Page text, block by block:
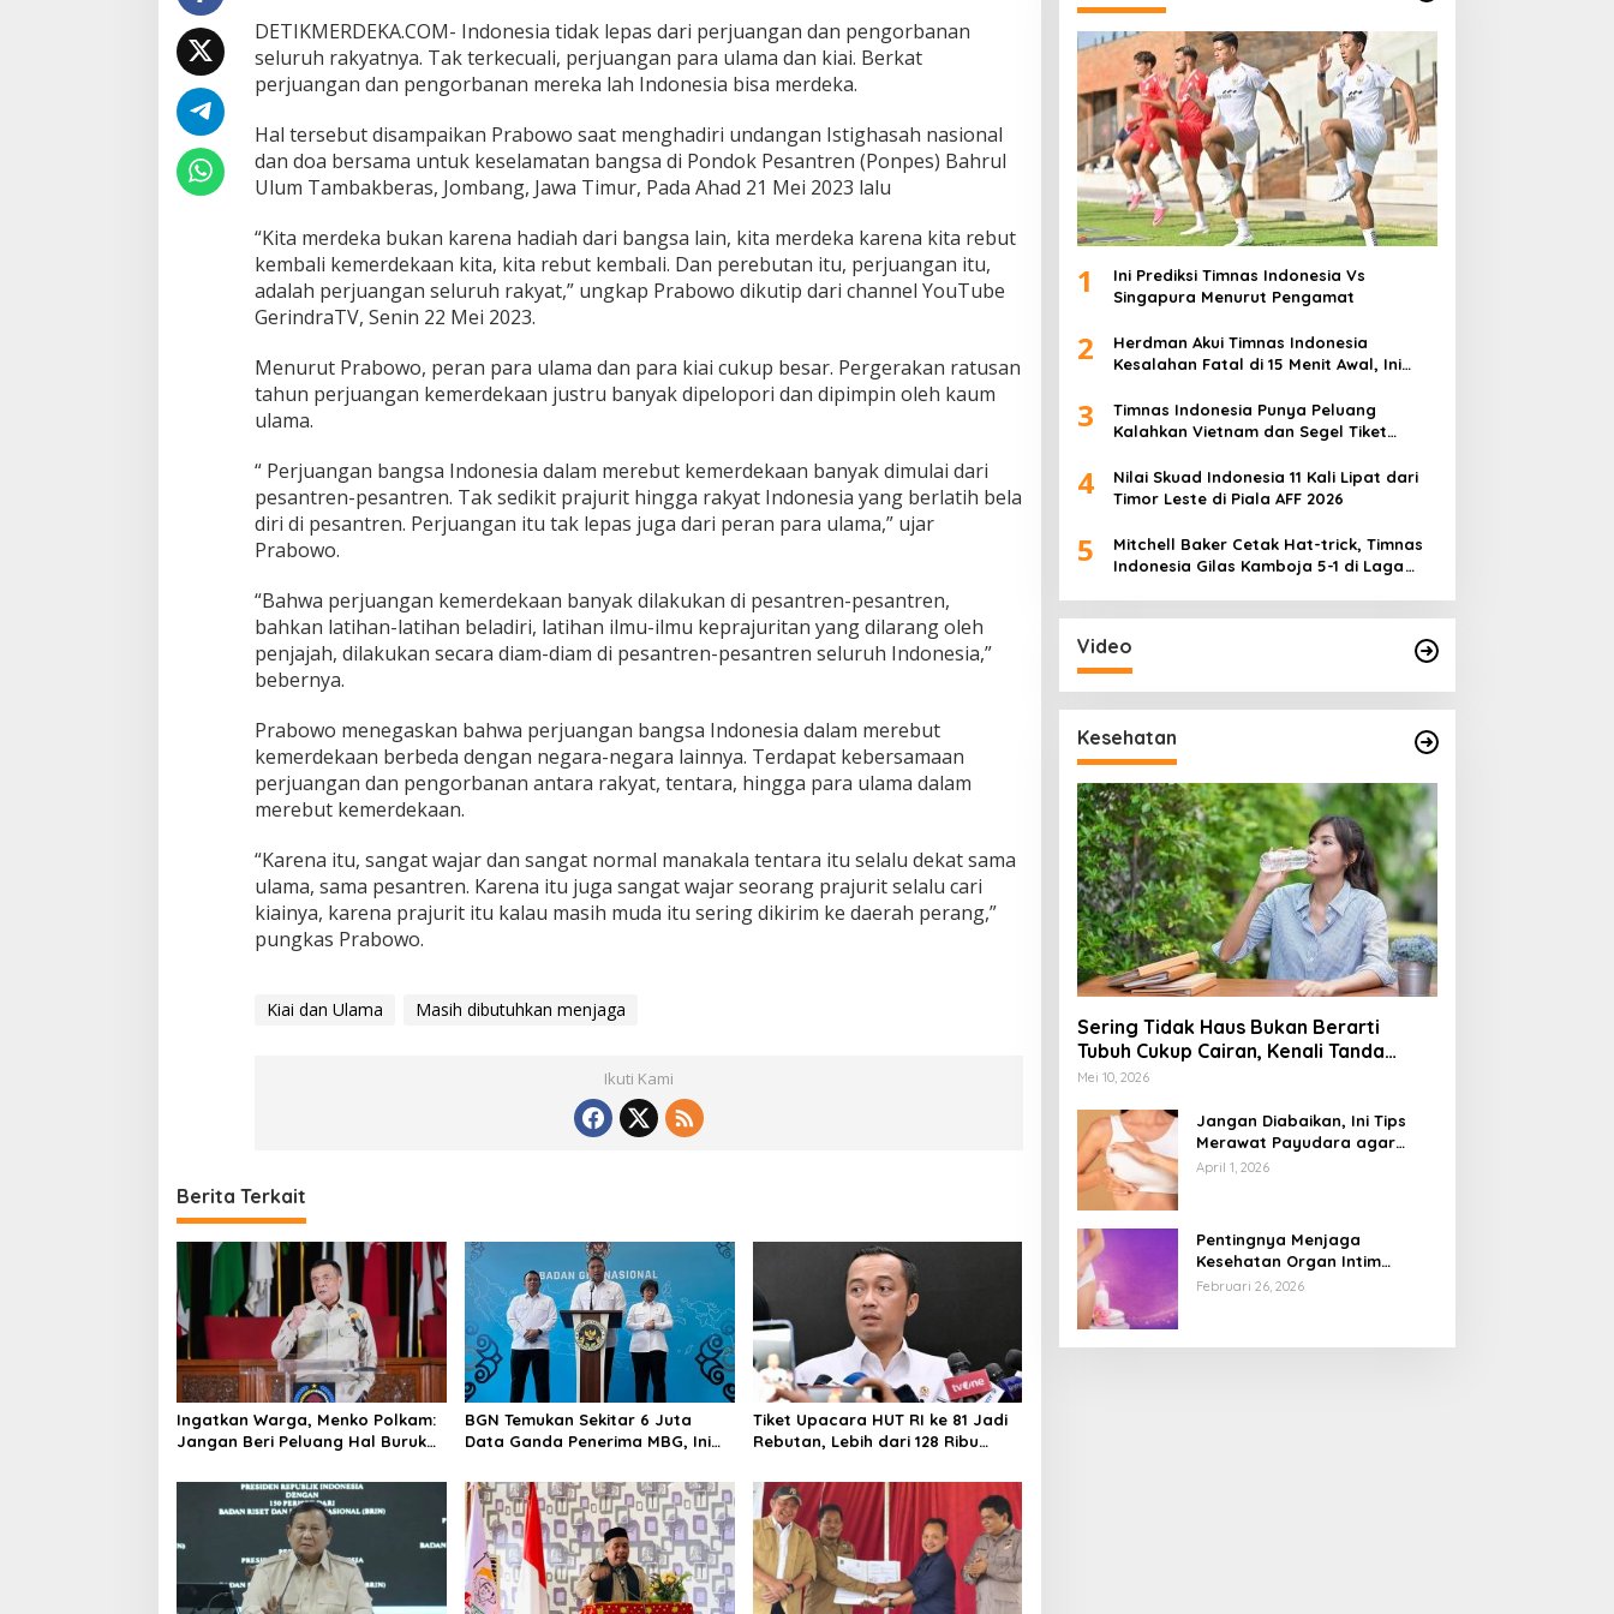
a
d
a
n
e
a
r
DETIKMERDEKA.COM- Indonesia tidak lepas dari perjuangan dan pengorbanan
seluruh rakyatnya. Tak terkecuali, perjuangan para ulama dan kiai. Berkat
perjuangan dan pengorbanan mereka lah Indonesia bisa merdeka.
Hal tersebut disampaikan Prabowo saat menghadiri undangan Istighasah nasional
dan doa bersama untuk keselamatan bangsa di Pondok Pesantren (Ponpes) Bahrul
Ulum Tambakberas, Jombang, Jawa Timur, Pada Ahad 21 Mei 2023 lalu
“Kita merdeka bukan karena hadiah dari bangsa lain, kita merdeka karena kita rebut
kembali kemerdekaan kita, kita rebut kembali. Dan perebutan itu, perjuangan itu,
adalah perjuangan seluruh rakyat,” ungkap Prabowo dikutip dari channel YouTube
GerindraTV, Senin 22 Mei 2023.
Menurut Prabowo, peran para ulama dan para kiai cukup besar. Pergerakan ratusan
tahun perjuangan kemerdekaan justru banyak dipelopori dan dipimpin oleh kaum
ulama.
“ Perjuangan bangsa Indonesia dalam merebut kemerdekaan banyak dimulai dari
pesantren-pesantren. Tak sedikit prajurit hingga rakyat Indonesia yang berlatih bela
diri di pesantren. Perjuangan itu tak lepas juga dari peran para ulama,” ujar
Prabowo.
“Bahwa perjuangan kemerdekaan banyak dilakukan di pesantren-pesantren,
bahkan latihan-latihan beladiri, latihan ilmu-ilmu keprajuritan yang dilarang oleh
penjajah, dilakukan secara diam-diam di pesantren-pesantren seluruh Indonesia,”
bebernya.
Prabowo menegaskan bahwa perjuangan bangsa Indonesia dalam merebut
kemerdekaan berbeda dengan negara-negara lainnya. Terdapat kebersamaan
perjuangan dan pengorbanan antara rakyat, tentara, hingga para ulama dalam
merebut kemerdekaan.
“Karena itu, sangat wajar dan sangat normal manakala tentara itu selalu dekat sama
ulama, sama pesantren. Karena itu juga sangat wajar seorang prajurit selalu cari
kiainya, karena prajurit itu kalau masih muda itu sering dikirim ke daerah perang,”
pungkas Prabowo.
Kiai dan Ulama Masih dibutuhkan menjaga
Ikuti Kami
Berita Terkait
Ingatkan Warga, Menko Polkam:
Jangan Beri Peluang Hal Buruk
BGN Temukan Sekitar 6 Juta
Data Ganda Penerima MBG, Ini
Tiket Upacara HUT RI ke 81 Jadi
Rebutan, Lebih dari 128 Ribu
1
Ini Prediksi Timnas Indonesia Vs
Singapura Menurut Pengamat
2
Herdman Akui Timnas Indonesia
Kesalahan Fatal di 15 Menit Awal, Ini
3
Timnas Indonesia Punya Peluang
Kalahkan Vietnam dan Segel Tiket
4
Nilai Skuad Indonesia 11 Kali Lipat dari
Timor Leste di Piala AFF 2026
5
Mitchell Baker Cetak Hat-trick, Timnas
Indonesia Gilas Kamboja 5-1 di Laga
Video
Kesehatan
Sering Tidak Haus Bukan Berarti
Tubuh Cukup Cairan, Kenali Tanda
Dehidrasi Ringan
Mei 10, 2026
Jangan Diabaikan, Ini Tips
Merawat Payudara agar
Tetap Sehat dan Terhindar
April 1, 2026
Pentingnya Menjaga
Kesehatan Organ Intim
Wanita, Ini 3 Cara Perawatan
Februari 26, 2026